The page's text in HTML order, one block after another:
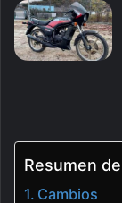
Resumen
Cambios